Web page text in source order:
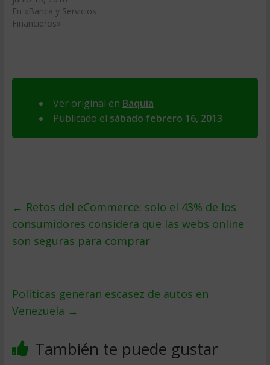
En «Banca y Servicios
Financieros»
Ver original en Baquia
Publicado el sábado febrero 16, 2013
← Retos del eCommerce: solo el 43% de los
consumidores considera que las webs online
son seguras para comprar
Políticas generan escasez de autos en
Venezuela →
También te puede gustar